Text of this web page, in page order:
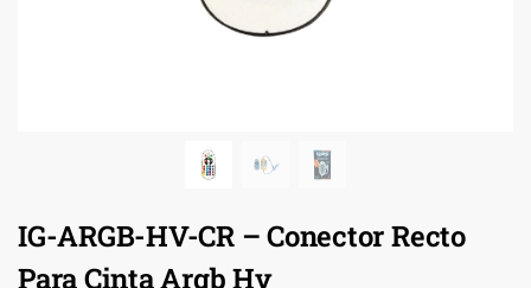
IG-ARGB-HV-CR – Conector Recto
Para Cinta Argb Hv